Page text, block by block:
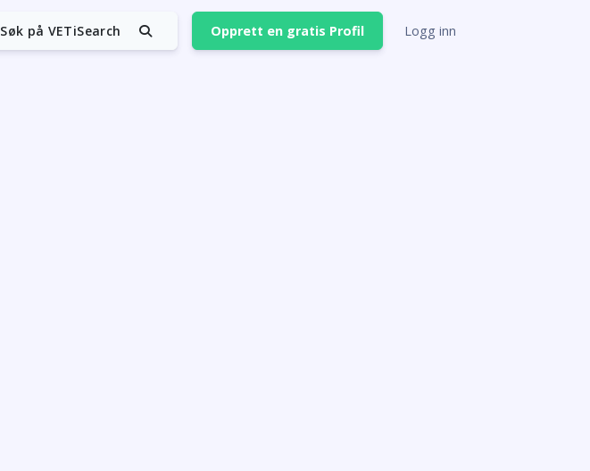
Søk på VETiSearch Opprett en gratis Profil Logg inn